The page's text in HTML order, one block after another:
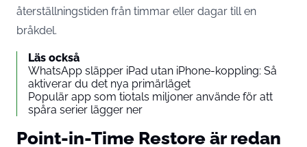
återställningstiden från timmar eller dagar till en
bråkdel.
Läs också
WhatsApp släpper iPad utan iPhone-koppling: Så
aktiverar du det nya primärläget
Populär app som tiotals miljoner använde för att
spåra serier lägger ner
Point-in-Time Restore är redan